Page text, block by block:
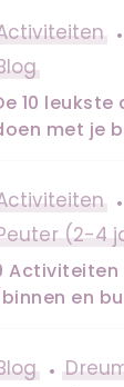
10
met je
(2-4
Activiteiten
en